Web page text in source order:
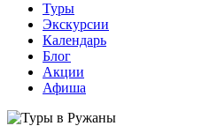
Туры
Экскурсии
Календарь
Блог
Акции
Афиша